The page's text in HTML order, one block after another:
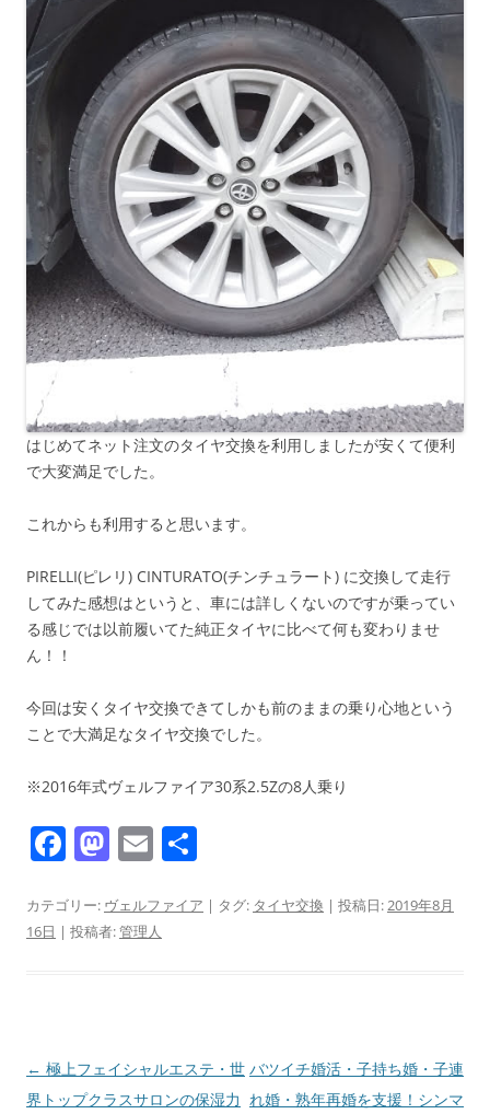
はじめてネット注文のタイヤ交換を利用しましたが安くて便利
で大変満足でした。
これからも利用すると思います。
PIRELLI(ピレリ) CINTURATO(チンチュラート) に交換して走行
してみた感想はというと、車には詳しくないのですが乗ってい
る感じでは以前履いてた純正タイヤに比べて何も変わりませ
ん！！
今回は安くタイヤ交換できてしかも前のままの乗り心地という
ことで大満足なタイヤ交換でした。
※2016年式ヴェルファイア30系2.5Zの8人乗り
F
c
e
o
k
M
st
o
n
E
ai
l
カテゴリー: ヴェルファイア | タグ: タイヤ交換 | 投稿日:2019年8月
16日 | 投稿者:管理人
投
稿
← 極上フェイシャルエステ・世
界トップクラスサロンの保湿力
バツイチ婚活・子持ち婚・子連
れ婚・熟年再婚を支援！シンマ